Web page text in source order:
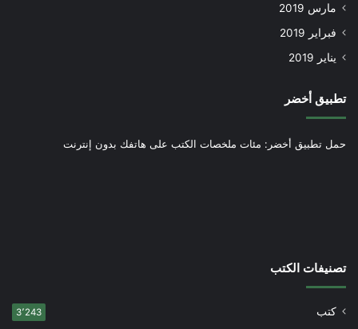
مارس 2019
فبراير 2019
يناير 2019
تطبيق أخضر
حمل تطبيق أخضر: مئات ملخصات الكتب على هاتفك بدون إنترنت
تصنيفات الكتب
كتب 3٬243